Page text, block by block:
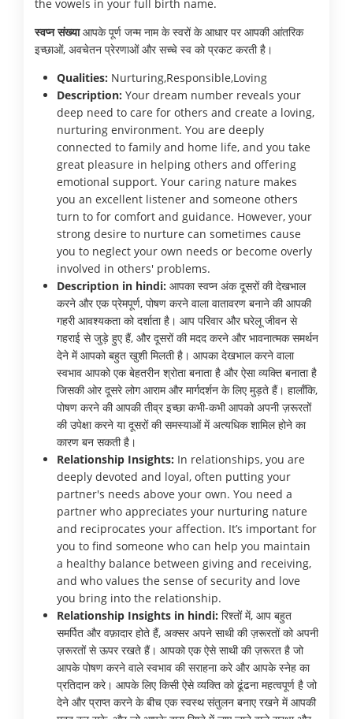
the vowels in your full birth name.
स्वप्न संख्याआपके पूर्ण जन्म नाम के स्वरों के आधार पर आपकी आंतरिक
इच्छाओं, अवचेतन प्रेरणाओं और सच्चे स्व को प्रकट करती है।
Qualities: Nurturing,Responsible,Loving
Description: Your dream number reveals your
deep need to care for others and create a loving,
nurturing environment. You are deeply
connected to family and home life, and you take
great pleasure in helping others and offering
emotional support. Your caring nature makes
you an excellent listener and someone others
turn to for comfort and guidance. However, your
strong desire to nurture can sometimes cause
you to neglect your own needs or become overly
involved in others' problems.
Description in hindi: आपका स्वप्न अंक दूसरों की देखभाल
करने और एक प्रेमपूर्ण, पोषण करने वाला वातावरण बनाने की आपकी
गहरी आवश्यकता को दर्शाता है। आप परिवार और घरेलू जीवन से
गहराई से जुड़े हुए हैं, और दूसरों की मदद करने और भावनात्मक समर्थन
देने में आपको बहुत खुशी मिलती है। आपका देखभाल करने वाला
स्वभाव आपको एक बेहतरीन श्रोता बनाता है और ऐसा व्यक्ति बनाता है
जिसकी ओर दूसरे लोग आराम और मार्गदर्शन के लिए मुड़ते हैं। हालाँकि,
पोषण करने की आपकी तीव्र इच्छा कभी-कभी आपको अपनी ज़रूरतों
की उपेक्षा करने या दूसरों की समस्याओं में अत्यधिक शामिल होने का
कारण बन सकती है।
Relationship Insights: In relationships, you are
deeply devoted and loyal, often putting your
partner's needs above your own. You need a
partner who appreciates your nurturing nature
and reciprocates your affection. It’s important for
you to find someone who can help you maintain
a healthy balance between giving and receiving,
and who values the sense of security and love
you bring into the relationship.
Relationship Insights in hindi: रिश्तों में, आप बहुत
समर्पित और वफ़ादार होते हैं, अक्सर अपने साथी की ज़रूरतों को अपनी
ज़रूरतों से ऊपर रखते हैं। आपको एक ऐसे साथी की ज़रूरत है जो
आपके पोषण करने वाले स्वभाव की सराहना करे और आपके स्नेह का
प्रतिदान करे। आपके लिए किसी ऐसे व्यक्ति को ढूंढना महत्वपूर्ण है जो
देने और प्राप्त करने के बीच एक स्वस्थ संतुलन बनाए रखने में आपकी